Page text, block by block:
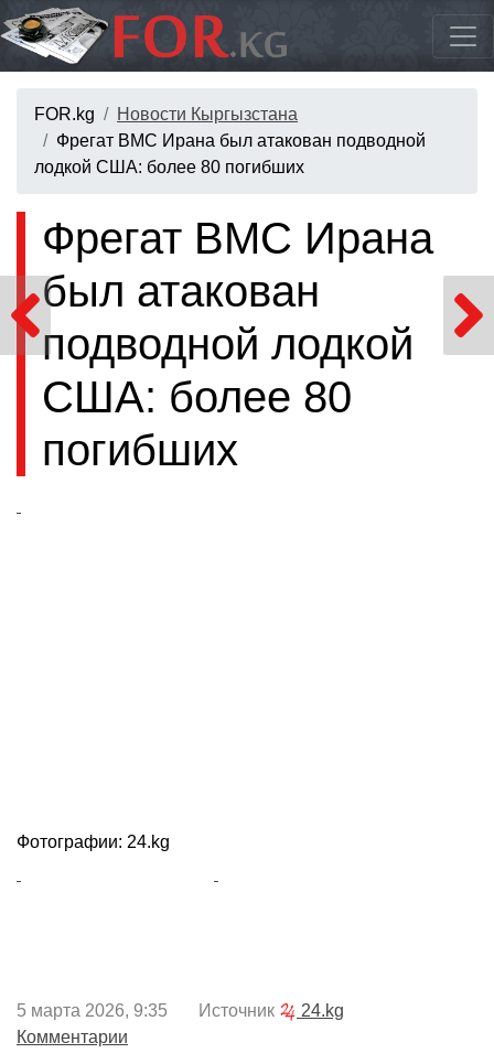
FOR.kg
Новости Кыргызстана
Фрегат ВМС Ирана был атакован подводной
лодкой США: более 80 погибших
Фрегат ВМС Ирана
был атакован
подводной лодкой
США: более 80
погибших
Фотографии: 24.kg
5 марта 2026, 9:35 Источник
24.kg
Комментарии